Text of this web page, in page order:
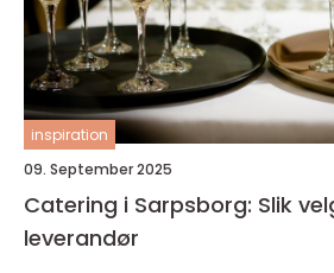
inspiration
09. September 2025
Catering i Sarpsborg: Slik
leverandør